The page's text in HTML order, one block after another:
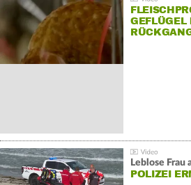
GEFLÜGEL
ÜCKGANG
Leblose Frau
POLIZEI